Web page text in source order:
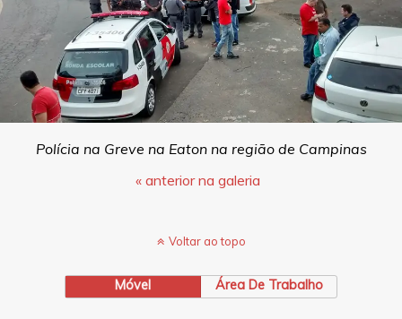
Polícia na Greve na Eaton na região de Campinas
« anterior na galeria
Voltar ao topo
Móvel Área De Trabalho